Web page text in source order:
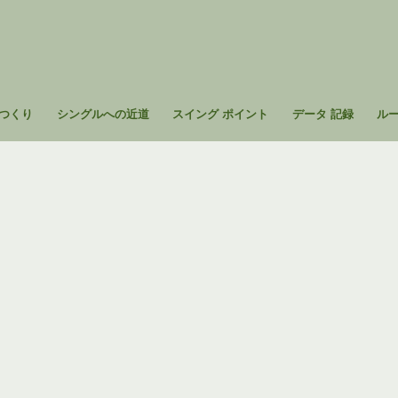
くり シングルへの近道 スイング ポイント データ 記録 ル